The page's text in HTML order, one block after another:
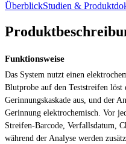
ÜberblickStudien &
Funktionsweise
Das System nutzt einen
Blutprobe auf den Teststreifen löst
Gerinnungskaskade aus, und der
Gerinnung elektrochemisch. Vor
Streifen-Barcode, Verfallsdatum,
während der Analyse werden